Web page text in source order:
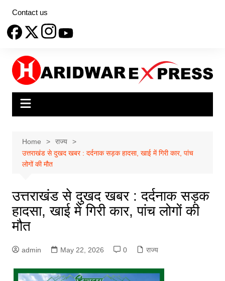
content
Contact us
Home
राज्य
उत्तराखंड से दुखद खबर : दर्दनाक सड़क हादसा, खाई में गिरी कार, पांच
लोगों की मौत
उत्तराखंड से दुखद खबर : दर्दनाक सड़क
हादसा, खाई में गिरी कार, पांच लोगों की
मौत
admin May 22, 2026 0 राज्य